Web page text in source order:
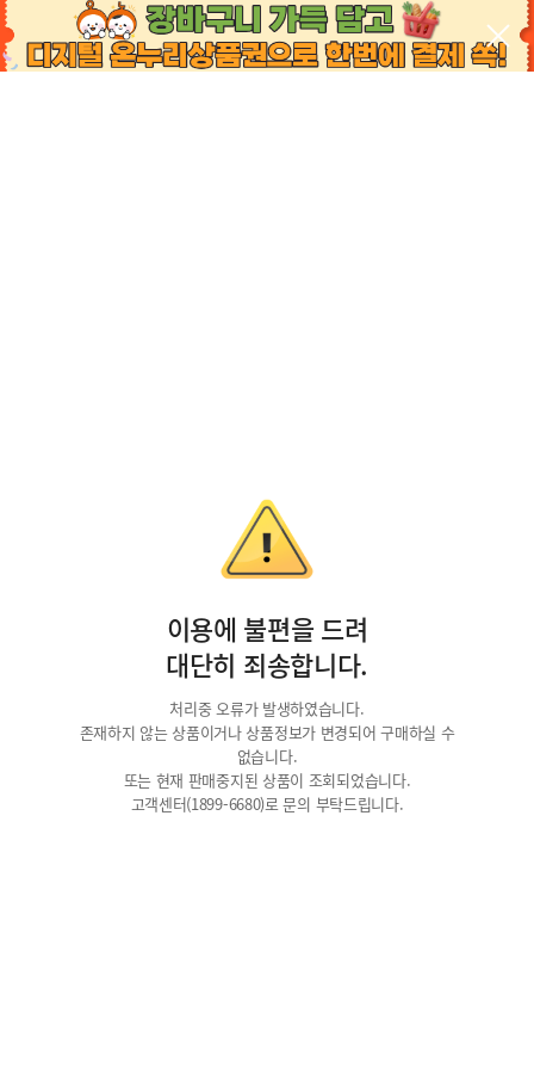
이용에 불편을 드려
대단히 죄송합니다.
처리중 오류가 발생하였습니다.
존재하지 않는 상품이거나 상품정보가 변경되어 구매하실 수
없습니다.
또는 현재 판매중지된 상품이 조회되었습니다.
고객센터(1899-6680)로 문의 부탁드립니다.